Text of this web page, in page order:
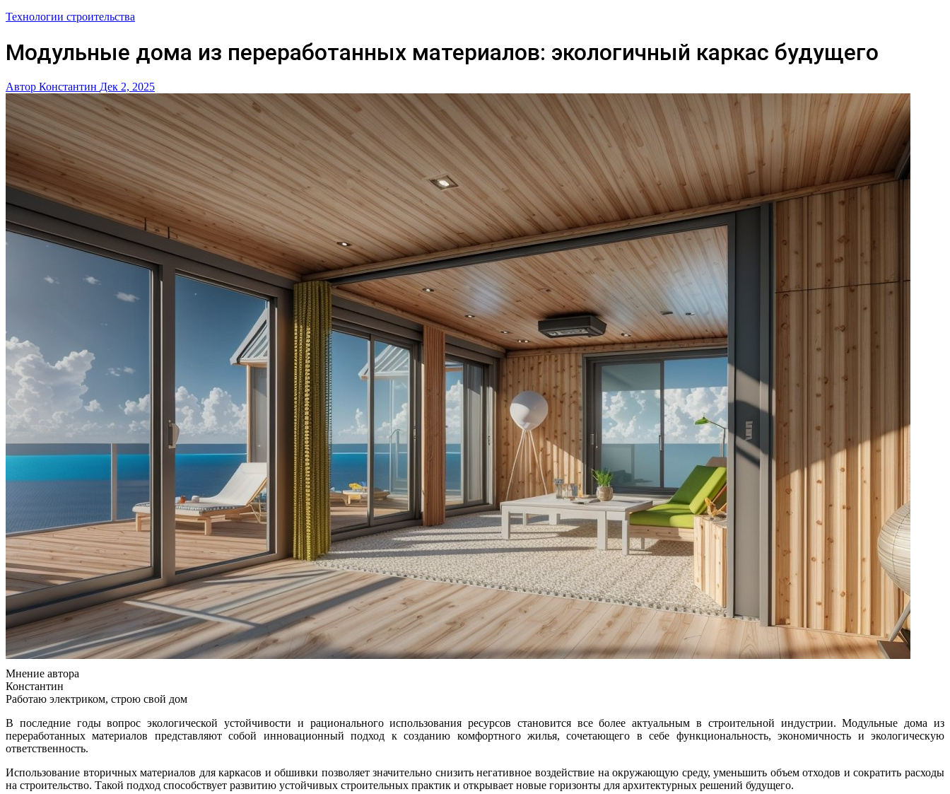
Технологии строительства
Модульные дома из переработанных материалов: экологичный каркас будущего
Автор Константин Дек 2, 2025
Мнение автора
Константин
Работаю электриком, строю свой дом
В последние годы вопрос экологической устойчивости и рационального использования ресурсов становится все более актуальным в строительной индустрии. Модульные дома из
переработанных материалов представляют собой инновационный подход к созданию комфортного жилья, сочетающего в себе функциональность, экономичность и экологическую
ответственность.
Использование вторичных материалов для каркасов и обшивки позволяет значительно снизить негативное воздействие на окружающую среду, уменьшить объем отходов и сократить расходы
на строительство. Такой подход способствует развитию устойчивых строительных практик и открывает новые горизонты для архитектурных решений будущего.